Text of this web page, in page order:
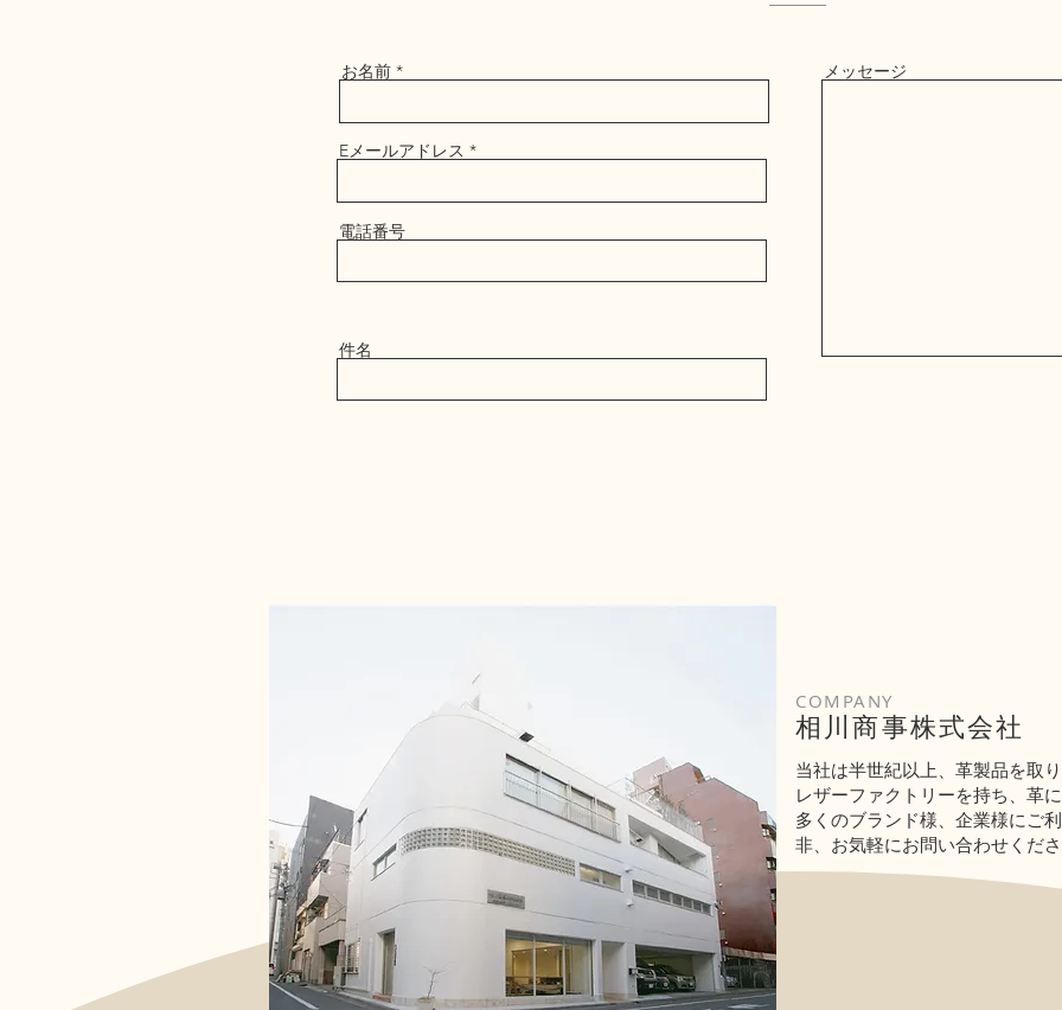
お名前
Eメールアドレス
電話番号
件名
メッセージ
COMPANY
相川商事株式会社
当社は半世紀以上、革製品を取
レザーファクトリーを持ち、革
多くのブランド様、企業様にご
非、お気軽にお問い合わせくだ